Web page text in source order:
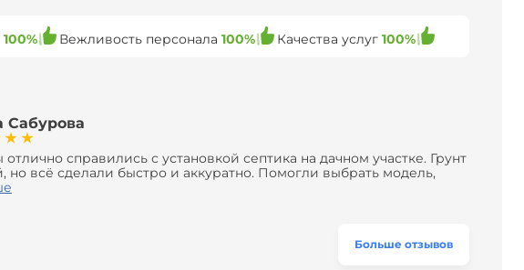
100% Вежливость персонала 100% Качества услуг 100%
Сабурова
справились с установкой септика на дачном участке. Грунт
но всё сделали быстро и аккуратно. Помогли выбрать модель,
убрали за собой. Цена разумная, септик работает
Больше отзывов